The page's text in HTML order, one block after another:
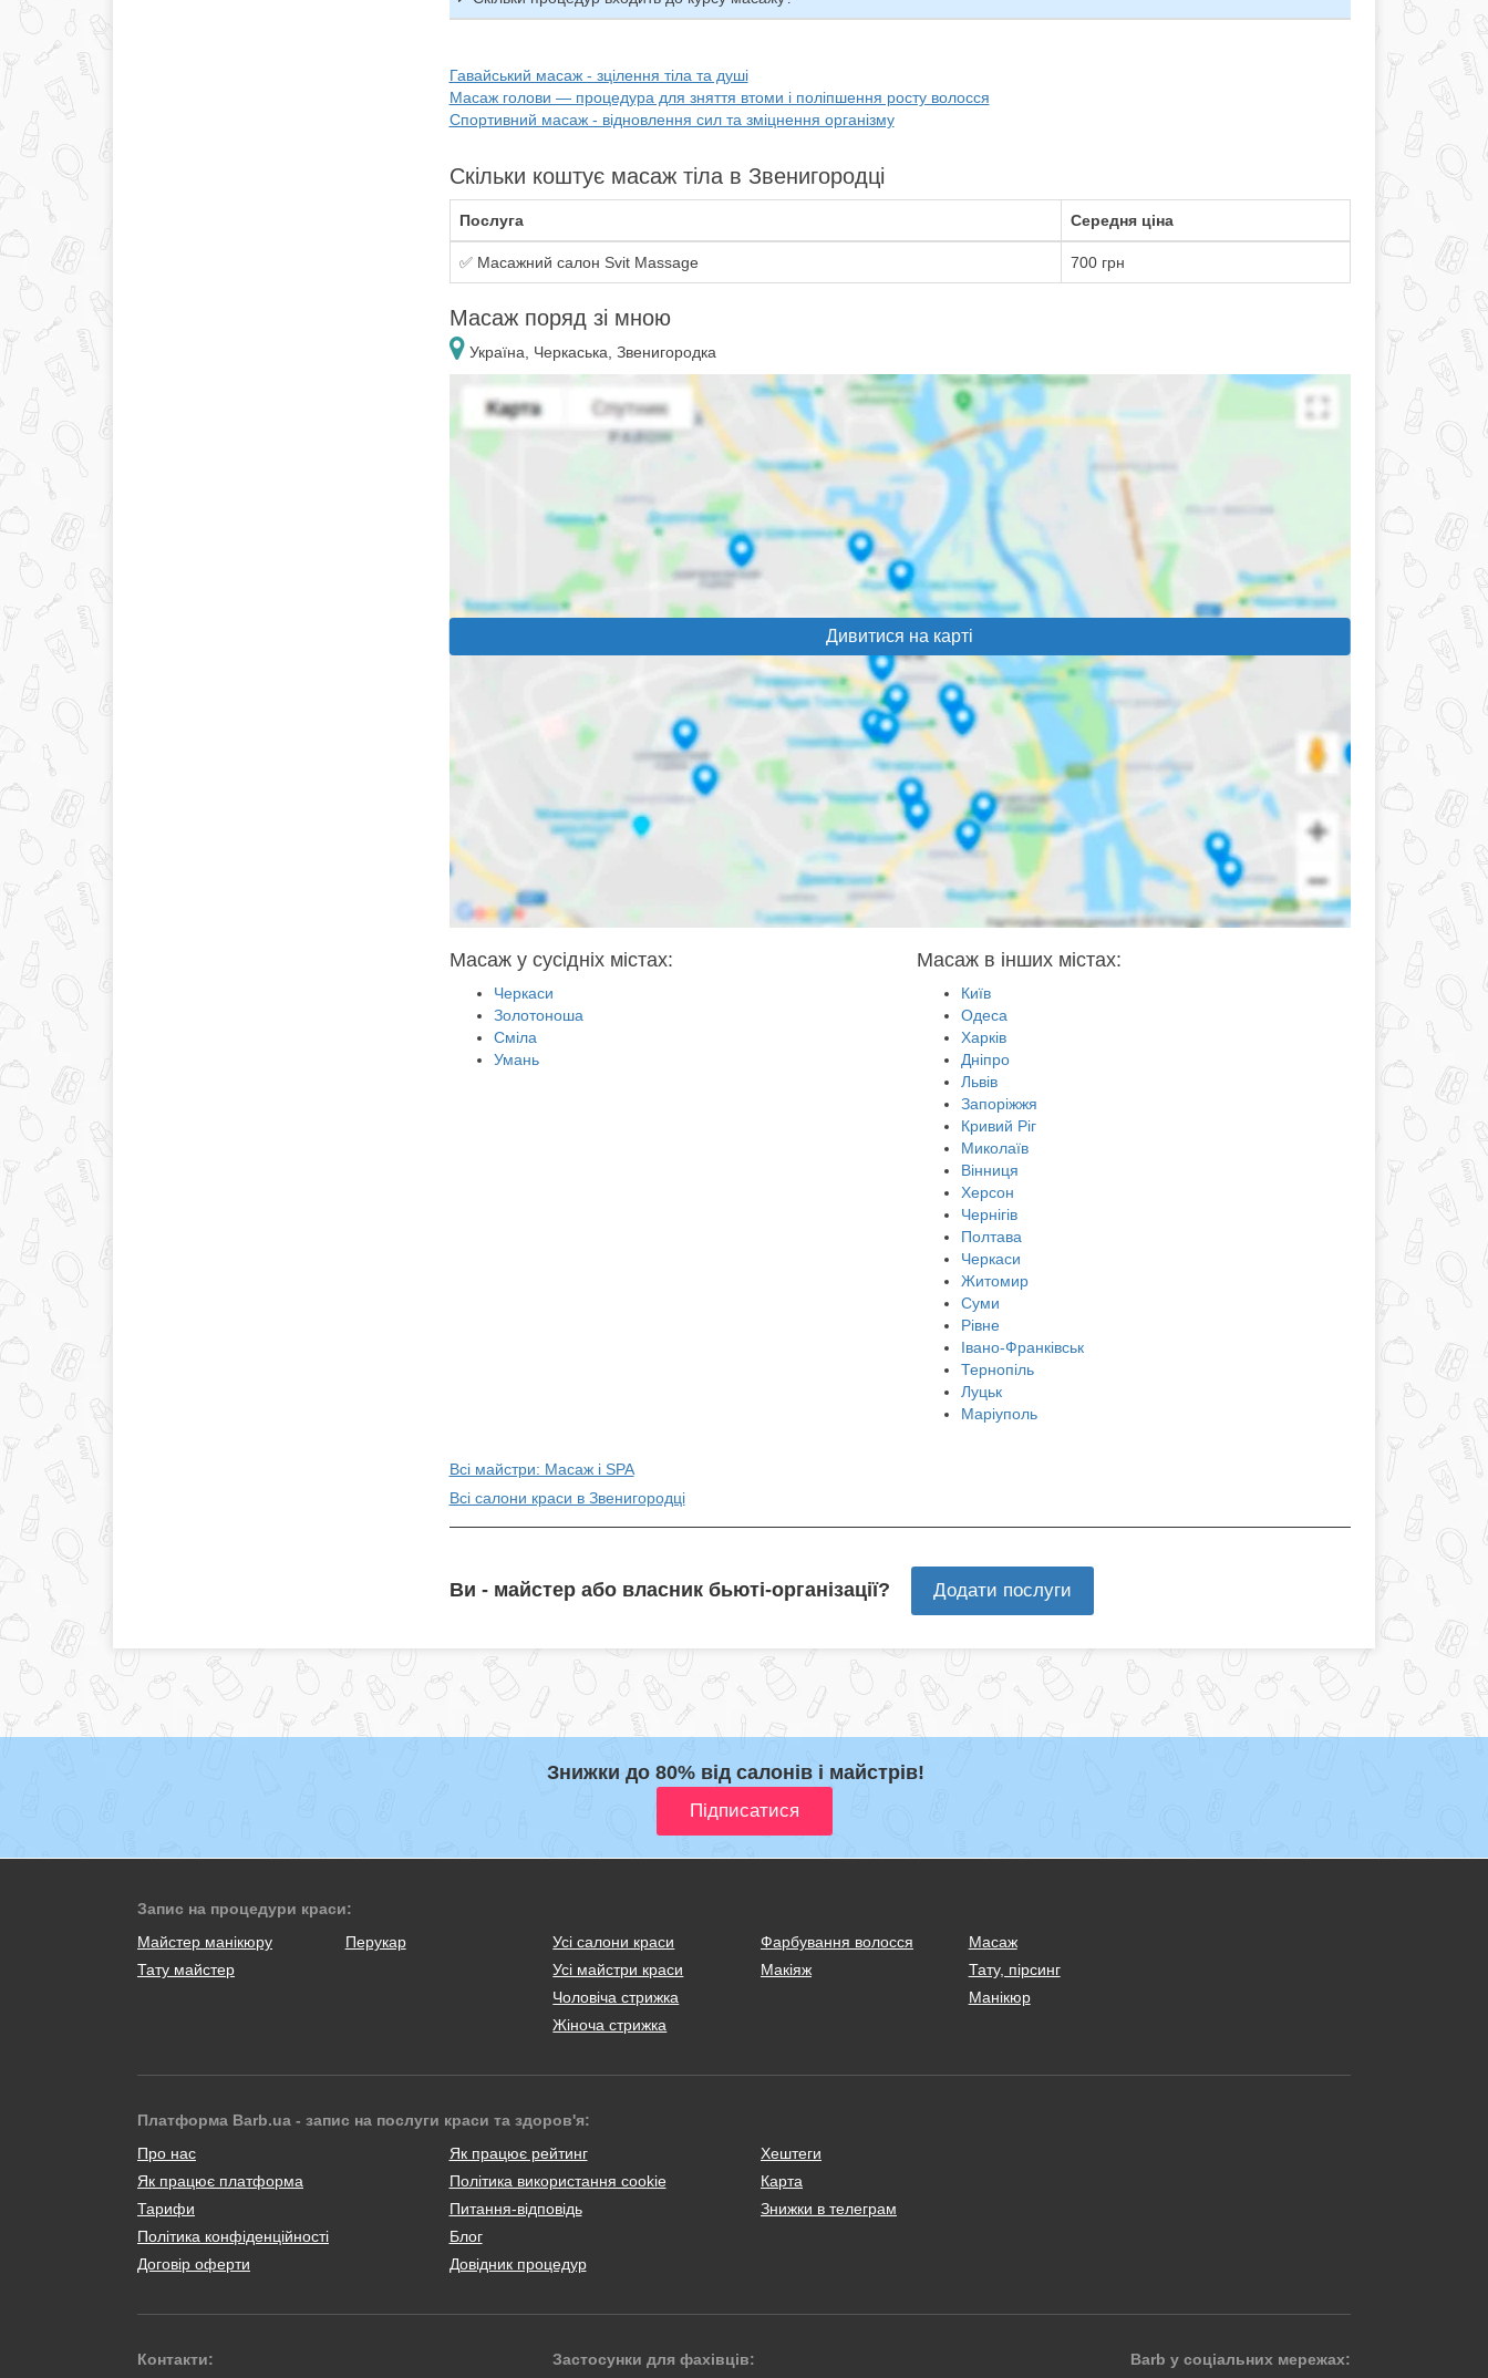
Гавайський масаж - зцілення тіла та душі
Масаж голови — процедура для зняття втоми і поліпшення росту волосся
Спортивний масаж - відновлення сил та зміцнення організму
Скільки коштує масаж тіла в Звенигородці
Послуга Середня ціна
✅ Масажний салон Svit Massage 700 грн
Масаж поряд зі мною
Україна, Черкаська, Звенигородка
Дивитися на карті
Масаж у сусідніх містах:
Черкаси
Золотоноша
Сміла
Умань
Масаж в інших містах:
Київ
Одеса
Харків
Дніпро
Львів
Запоріжжя
Кривий Ріг
Миколаїв
Вінниця
Херсон
Чернігів
Полтава
Черкаси
Житомир
Суми
Рівне
Івано-Франківськ
Тернопіль
Луцьк
Маріуполь
Всі майстри: Масаж і SPA
Всі салони краси в Звенигородці
Ви - майстер або власник бьюті-організації? Додати послуги
Знижки до 80% від салонів і майстрів!
Запис на процедури краси:
Майстер манікюру
Перукар
Тату майстер
Усі салони краси
Усі майстри краси
Чоловіча стрижка
Жіноча стрижка
Фарбування волосся
Макіяж
Масаж
Тату, пірсинг
Манікюр
Платформа Barb.ua - запис на послуги краси та здоров'я:
Про нас
Як працює платформа
Тарифи
Політика конфіденційності
Договір оферти
Як працює рейтинг
Політика використання cookie
Питання-відповідь
Блог
Довідник процедур
Хештеги
Карта
Знижки в телеграм
Контакти: Застосунки для фахівців: Barb у соціальних мережах: